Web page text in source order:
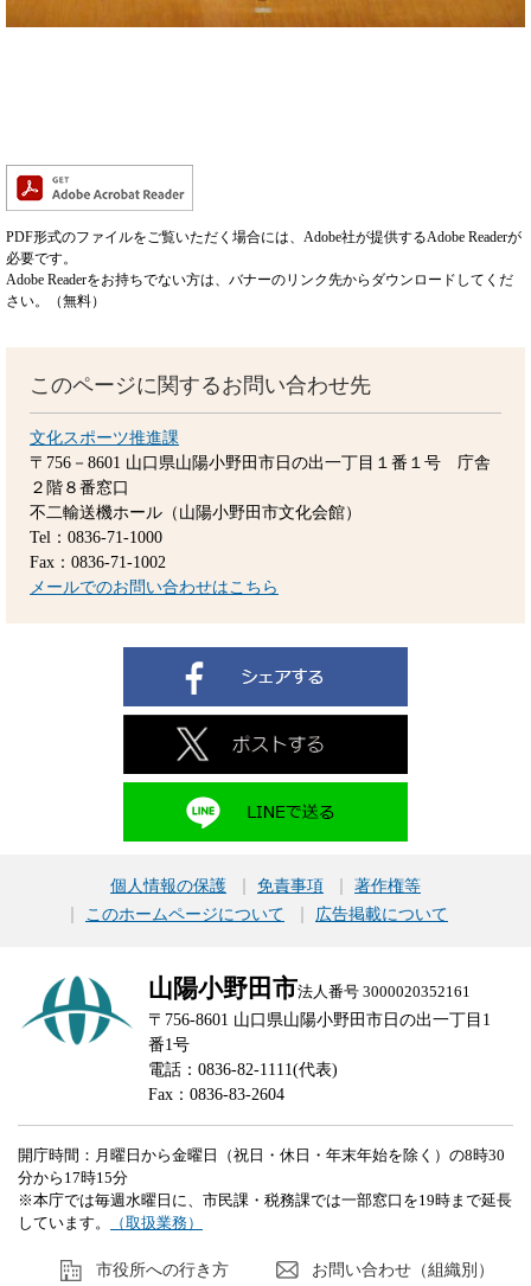
PDF形式のファイルをご覧いただく場合には、Adobe社が提供するAdobe Readerが
必要です。
Adobe Readerをお持ちでない方は、バナーのリンク先からダウンロードしてくだ
さい。（無料）
このページに関するお問い合わせ先
文化スポーツ推進課
〒756－8601 山口県山陽小野田市日の出一丁目１番１号 庁舎
２階８番窓口
不二輸送機ホール（山陽小野田市文化会館）
Tel：0836-71-1000
Fax：0836-71-1002
メールでのお問い合わせはこちら
個人情報の保護 免責事項
著作権等
このホームページについて
広告掲載について
山陽小野田市法人番号 3000020352161
〒756-8601 山口県山陽小野田市日の出一丁目1
番1号
電話：0836-82-1111(代表)
Fax：0836-83-2604
開庁時間：月曜日から金曜日（祝日・休日・年末年始を除く）の8時30
分から17時15分
※本庁では毎週水曜日に、市民課・税務課では一部窓口を19時まで延長
しています。
（取扱業務）
市役所への行き方 お問い合わせ（組織別）